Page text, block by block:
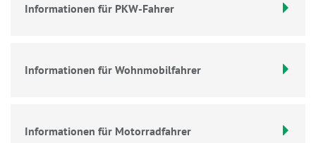
Informationen für PKW-Fahrer
Informationen für Wohnmobilfahrer
Informationen für Motorradfahrer